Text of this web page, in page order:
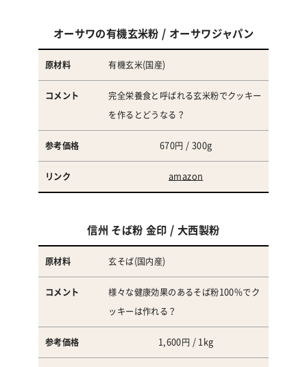
オーサワの有機玄米粉 / オーサワジャパン
有機玄米(国産)
完全栄養食と呼ばれる玄米粉でクッキー
を作るとどうなる？
670円 / 300g
amazon
信州 そば粉 金印 / 大西製粉
玄そば(国内産)
様々な健康効果のあるそば粉100%でク
ッキーは作れる？
1,600円 / 1kg